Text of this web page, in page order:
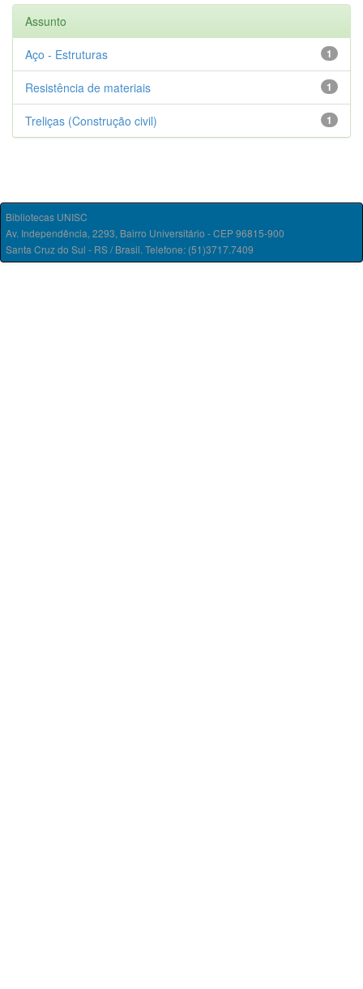
Assunto
1
Aço - Estruturas
1
Resistência de materiais
1
Treliças (Construção civil)
Bibliotecas UNISC
Av. Independência, 2293, Bairro Universitário - CEP 96815-900
Santa Cruz do Sul - RS / Brasil. Telefone: (51)3717.7409